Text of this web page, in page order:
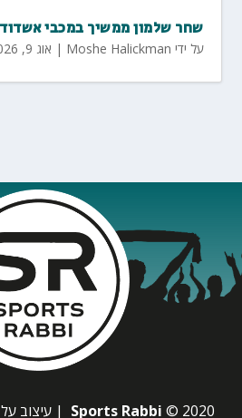
שחר שלמון ממשיך במכבי אשדוד
על ידי Moshe Halickman
| אוג 9, 2026
Sports Rabbi © 2020 | עיצוב על